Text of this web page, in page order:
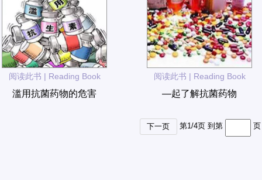
阅读此书 | Reading Book
滥用抗菌药物的危害
阅读此书 | Reading Book
—起了解抗菌药物
下一页 第1/4页 到第 页